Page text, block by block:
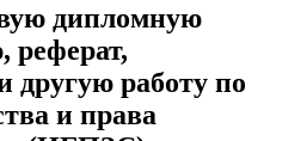
дипломную
реферат,
другую работу по
и права